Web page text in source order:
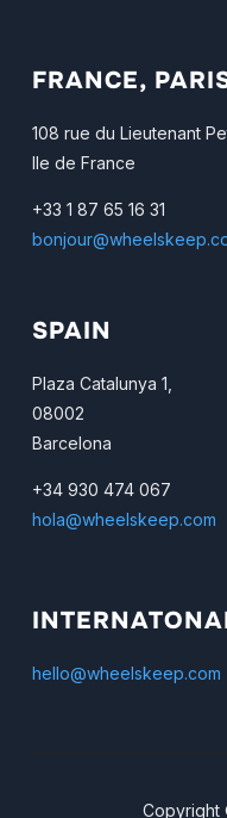
FRANCE,
108 rue du Lieutenant
Ile de France
+33 1 87 65 16 31
SPAIN
Plaza Catalunya 1,
08002
Barcelona
+34 930 474 067
hola@wheelskeep.com
hello@wheelskeep.com
Copyright